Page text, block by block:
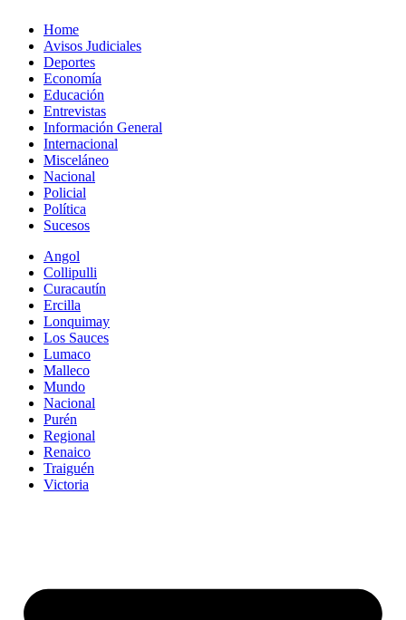
Home
Avisos Judiciales
Deportes
Economía
Educación
Entrevistas
Información General
Internacional
Misceláneo
Nacional
Policial
Política
Sucesos
Angol
Collipulli
Curacautín
Ercilla
Lonquimay
Los Sauces
Lumaco
Malleco
Mundo
Nacional
Purén
Regional
Renaico
Traiguén
Victoria